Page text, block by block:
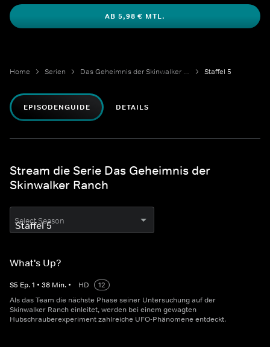
AB 5,98 € MTL.
Home Serien Das Geheimnis der Skinwalker Ranch Staffel 5
EPISODENGUIDE DETAILS
Stream die Serie Das Geheimnis der
Skinwalker Ranch
Select Season
What's Up?
S5 Ep.1 • 38 Min. • HD
12
Als das Team die nächste Phase seiner Untersuchung auf der
Skinwalker Ranch einleitet, werden bei einem gewagten
Hubschrauberexperiment zahlreiche UFO-Phänomene entdeckt.